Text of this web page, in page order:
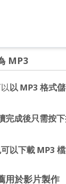
MP3
以 MP3 格式
完成後只需按下
以下載 MP3
用於影片製作